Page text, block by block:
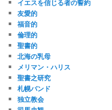
イエスを信じる者の誓約
友愛的
福音的
倫理的
聖書的
北海の乳母
メリマン・ハリス
聖書之研究
札幌バンド
独立教会